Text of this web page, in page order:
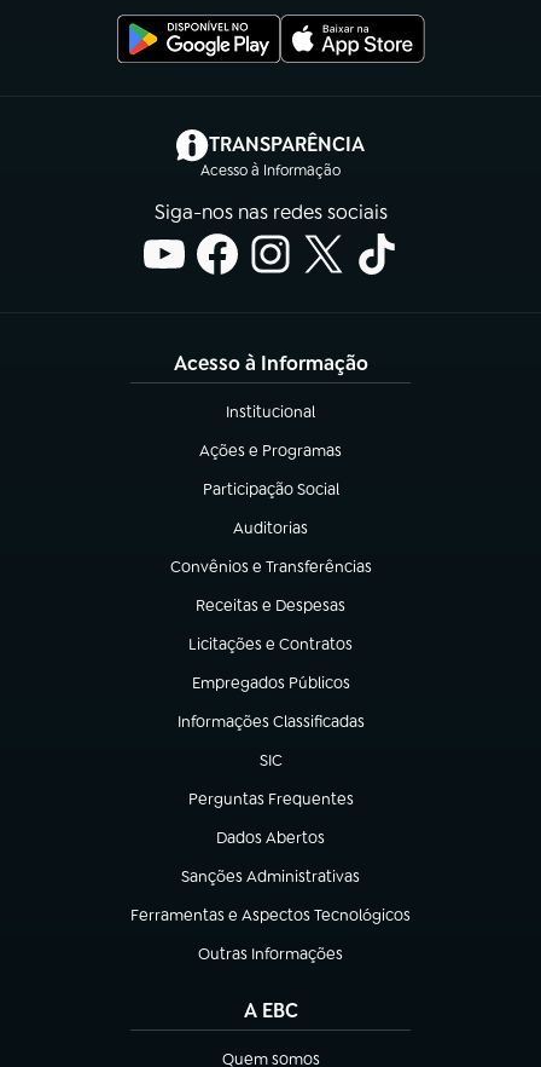
TRANSPARÊNCIA
Acesso à Informação
(abre em nova aba)
Siga-nos nas redes sociais
Acesso à Informação
Institucional
(abre em nova aba)
Ações e Programas
(abre em nova aba)
Participação Social
(abre em nova aba)
Auditorias
(abre em nova aba)
Convênios e Transferências
(abre em nova aba)
Receitas e Despesas
(abre em nova aba)
Licitações e Contratos
(abre em nova aba)
Empregados Públicos
(abre em nova aba)
Informações Classificadas
(abre em nova aba)
SIC
(abre em nova aba)
Perguntas Frequentes
(abre em nova aba)
Dados Abertos
(abre em nova aba)
Sanções Administrativas
(abre em nova aba)
Ferramentas e Aspectos Tecnológicos
(abre em nova aba)
Outras Informações
(abre em nova aba)
A EBC
Quem somos